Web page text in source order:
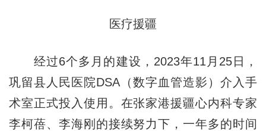
医疗援疆
经过6个多月的建设，2023年11月25日，
巩留县人民医院DSA（数字血管造影）介入手
术室正式投入使用。在张家港援疆心内科专家
李柯蓓、李海刚的接续努力下，一年多的时间